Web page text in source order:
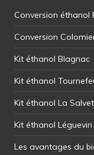
Conversion éthanol
Conversion
Kit éthanol Blagnac
Kit éthanol
Kit éthanol La
Kit éthanol Léguevin
Les avantages du